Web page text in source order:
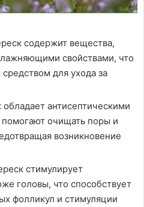
содержит вещества,
свойствами, что
для ухода за
антисептическими
очищать поры и
возникновение
стимулирует
головы, что способствует
фолликул и стимуляции